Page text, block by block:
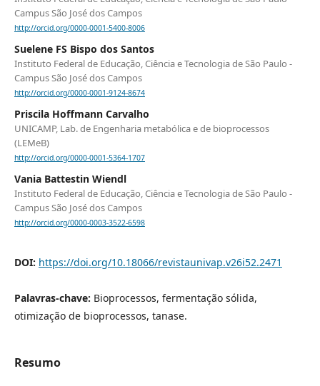
Campus São José dos Campos
http://orcid.org/0000-0001-5400-8006
Suelene FS Bispo dos Santos
Instituto Federal de Educação, Ciência e Tecnologia de São Paulo -
Campus São José dos Campos
http://orcid.org/0000-0001-9124-8674
Priscila Hoffmann Carvalho
UNICAMP, Lab. de Engenharia metabólica e de bioprocessos
(LEMeB)
http://orcid.org/0000-0001-5364-1707
Vania Battestin Wiendl
Instituto Federal de Educação, Ciência e Tecnologia de São Paulo -
Campus São José dos Campos
http://orcid.org/0000-0003-3522-6598
DOI: https://doi.org/10.18066/revistaunivap.v26i52.2471
Palavras-chave: Bioprocessos, fermentação sólida,
otimização de bioprocessos, tanase.
Resumo